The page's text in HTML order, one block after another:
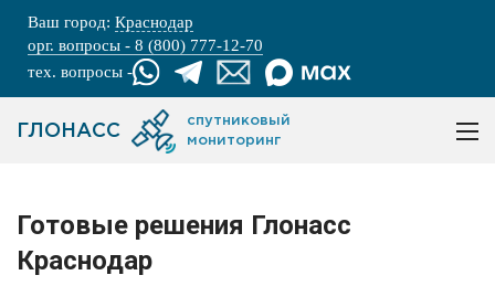
Ваш город: Краснодар
орг. вопросы - 8 (800) 777-12-70
тех. вопросы -
ГЛОНАСС
спутниковый
мониторинг
Готовые решения Глонасс
Краснодар